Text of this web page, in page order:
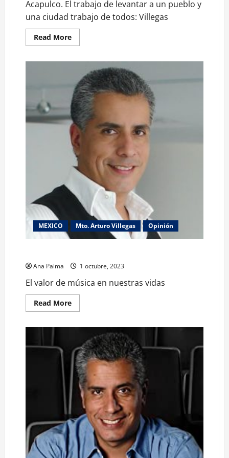
Acapulco. El trabajo de levantar a un pueblo y
una ciudad trabajo de todos: Villegas
Read MoreRead
more
trabajo
de
levantar
a
un
pueblo
y
una
ciudad
trabajo
de
todos:
Villegas
MEXICO Mto. Arturo Villegas Opinión
Ana Palma 1 octubre, 2023
El valor de música en nuestras vidas
Read MoreRead
more
música
en
nuestras
vidas